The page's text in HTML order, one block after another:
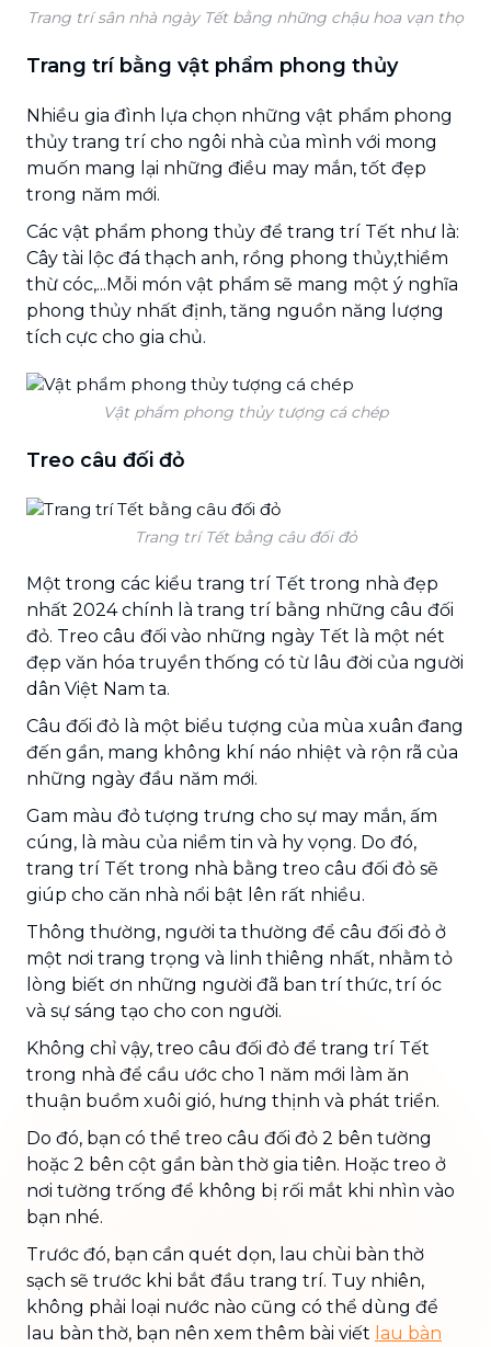
Trang trí sân nhà ngày Tết bằng những chậu hoa vạn thọ
Trang trí bằng vật phẩm phong thủy
Nhiều gia đình lựa chọn những vật phẩm phong
thủy trang trí cho ngôi nhà của mình với mong
muốn mang lại những điều may mắn, tốt đẹp
trong năm mới.
Các vật phẩm phong thủy để trang trí Tết như là:
Cây tài lộc đá thạch anh, rồng phong thủy,thiềm
thừ cóc,...Mỗi món vật phẩm sẽ mang một ý nghĩa
phong thủy nhất định, tăng nguồn năng lượng
tích cực cho gia chủ.
Vật phẩm phong thủy tượng cá chép
Treo câu đối đỏ
Trang trí Tết bằng câu đối đỏ
Một trong các kiểu trang trí Tết trong nhà đẹp
nhất 2024 chính là trang trí bằng những câu đối
đỏ. Treo câu đối vào những ngày Tết là một nét
đẹp văn hóa truyền thống có từ lâu đời của người
dân Việt Nam ta.
Câu đối đỏ là một biểu tượng của mùa xuân đang
đến gần, mang không khí náo nhiệt và rộn rã của
những ngày đầu năm mới.
Gam màu đỏ tượng trưng cho sự may mắn, ấm
cúng, là màu của niềm tin và hy vọng. Do đó,
trang trí Tết trong nhà bằng treo câu đối đỏ sẽ
giúp cho căn nhà nổi bật lên rất nhiều.
Thông thường, người ta thường để câu đối đỏ ở
một nơi trang trọng và linh thiêng nhất, nhằm tỏ
lòng biết ơn những người đã ban trí thức, trí óc
và sự sáng tạo cho con người.
Không chỉ vậy, treo câu đối đỏ để trang trí Tết
trong nhà để cầu ước cho 1 năm mới làm ăn
thuận buồm xuôi gió, hưng thịnh và phát triển.
Do đó, bạn có thể treo câu đối đỏ 2 bên tường
hoặc 2 bên cột gần bàn thờ gia tiên. Hoặc treo ở
nơi tường trống để không bị rối mắt khi nhìn vào
bạn nhé.
Trước đó, bạn cần quét dọn, lau chùi bàn thờ
sạch sẽ trước khi bắt đầu trang trí. Tuy nhiên,
không phải loại nước nào cũng có thể dùng để
lau bàn thờ, bạn nên xem thêm bài viết lau bàn